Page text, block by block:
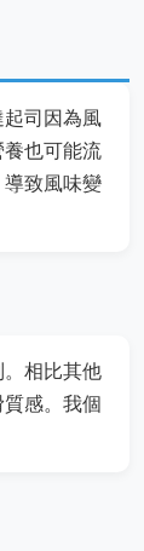
司因為風
也可能流
致風味變
相比其他
感。我個